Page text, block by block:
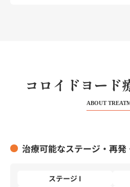
コロイドヨード
ABOUT
治療可能なステージ・再発
ステージ I